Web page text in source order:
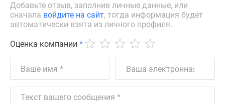
Добавьте отзыв, заполнив личные данные, или
сначала войдите на сайт, тогда информация будет
автоматически взята из личного профиля.
Оценка компании *